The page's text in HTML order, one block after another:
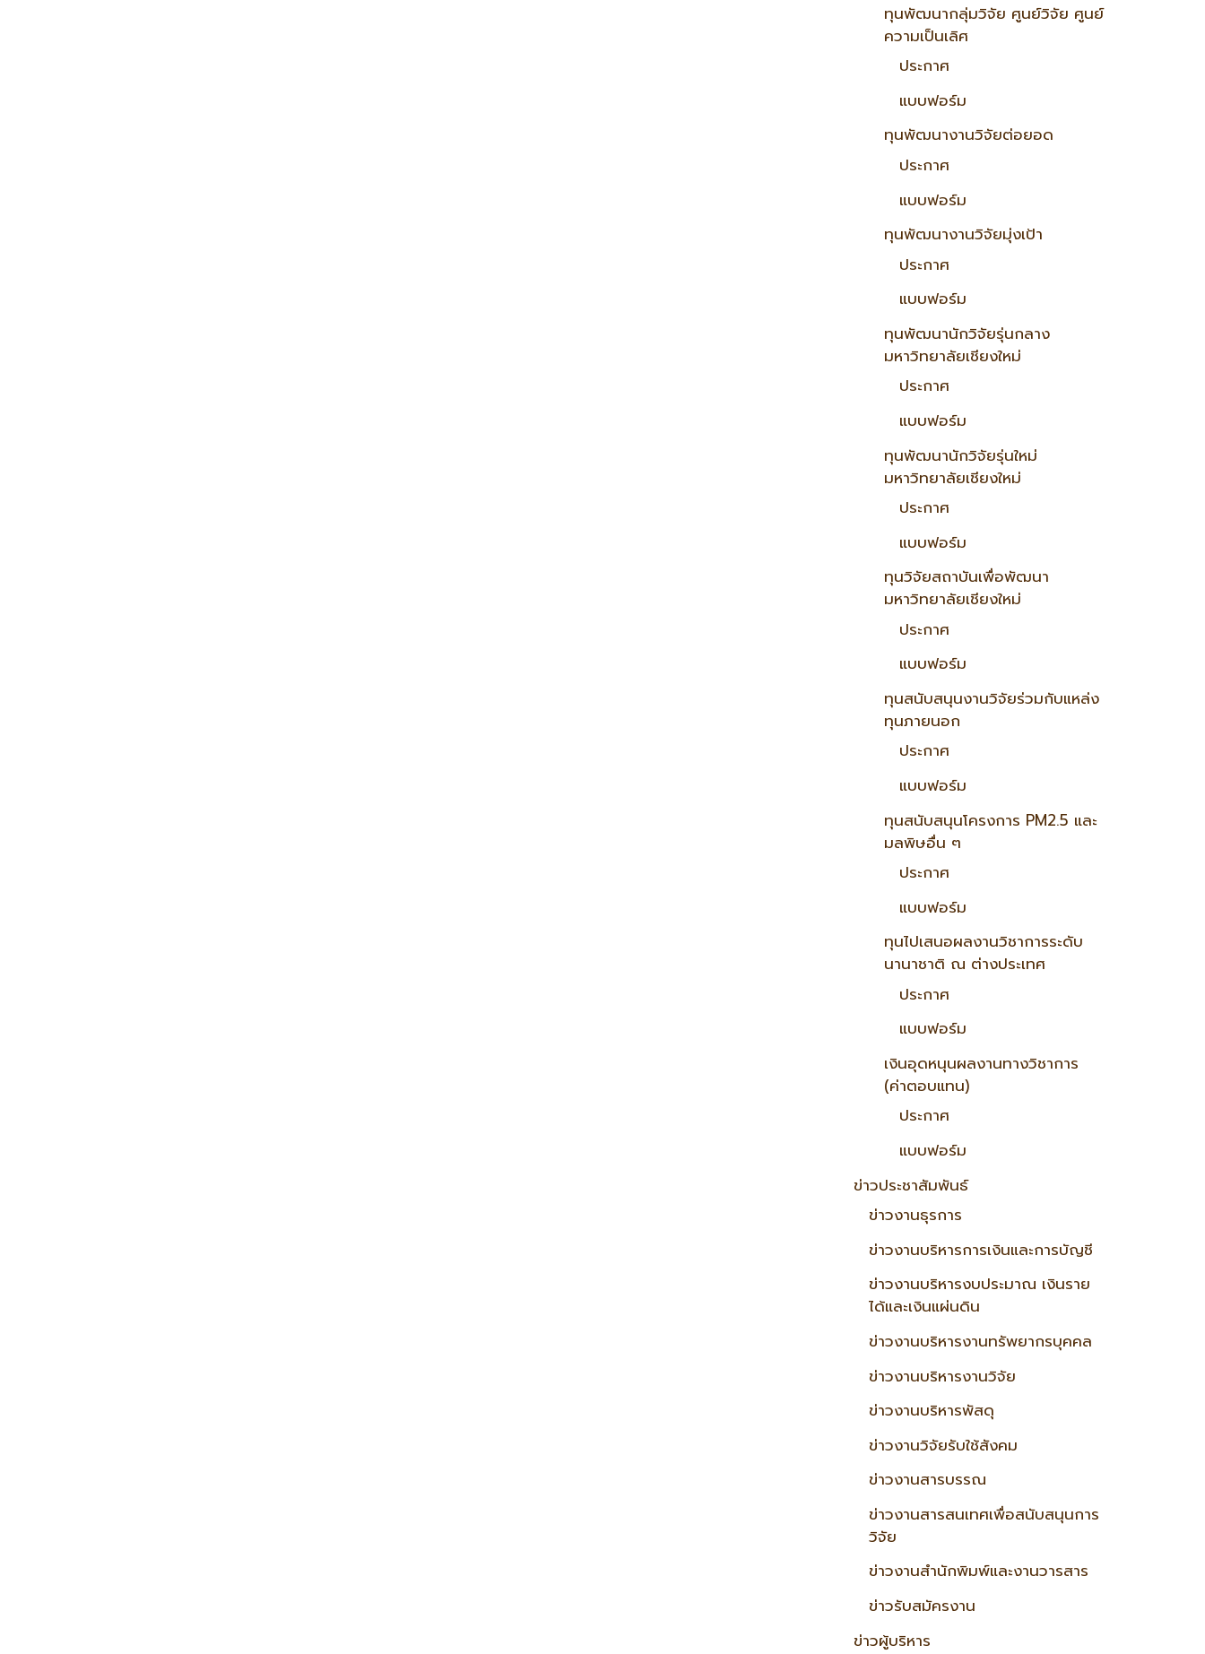
ทุนพัฒนากลุ่มวิจัย ศูนย์วิจัย ศูนย์
ความเป็นเลิศ
ประกาศ
แบบฟอร์ม
ทุนพัฒนางานวิจัยต่อยอด
ประกาศ
แบบฟอร์ม
ทุนพัฒนางานวิจัยมุ่งเป้า
ประกาศ
แบบฟอร์ม
ทุนพัฒนานักวิจัยรุ่นกลาง
มหาวิทยาลัยเชียงใหม่
ประกาศ
แบบฟอร์ม
ทุนพัฒนานักวิจัยรุ่นใหม่
มหาวิทยาลัยเชียงใหม่
ประกาศ
แบบฟอร์ม
ทุนวิจัยสถาบันเพื่อพัฒนา
มหาวิทยาลัยเชียงใหม่
ประกาศ
แบบฟอร์ม
ทุนสนับสนุนงานวิจัยร่วมกับแหล่ง
ทุนภายนอก
ประกาศ
แบบฟอร์ม
ทุนสนับสนุนโครงการ PM2.5 และ
มลพิษอื่น ๆ
ประกาศ
แบบฟอร์ม
ทุนไปเสนอผลงานวิชาการระดับ
นานาชาติ ณ ต่างประเทศ
ประกาศ
แบบฟอร์ม
เงินอุดหนุนผลงานทางวิชาการ
(ค่าตอบแทน)
ประกาศ
แบบฟอร์ม
ข่าวประชาสัมพันธ์
ข่าวงานธุรการ
ข่าวงานบริหารการเงินและการบัญชี
ข่าวงานบริหารงบประมาณ เงินราย
ได้และเงินแผ่นดิน
ข่าวงานบริหารงานทรัพยากรบุคคล
ข่าวงานบริหารงานวิจัย
ข่าวงานบริหารพัสดุ
ข่าวงานวิจัยรับใช้สังคม
ข่าวงานสารบรรณ
ข่าวงานสารสนเทศเพื่อสนับสนุนการ
วิจัย
ข่าวงานสำนักพิมพ์และงานวารสาร
ข่าวรับสมัครงาน
ข่าวผู้บริหาร